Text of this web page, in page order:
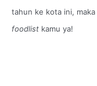
tahun ke kota ini,
foodlist kamu ya!